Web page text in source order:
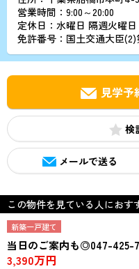
営業時間：9:00～20:00
定休日：水曜日 隔週火曜日
免許番号：国土交通大臣(2)
見学予
検
メールで送る
この物件を見ている人におす
新築一戸建て
当日のご案内も◎047-425-
3,390万円